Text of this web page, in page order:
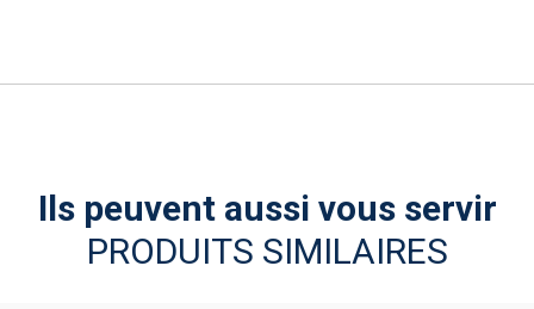
Ils peuvent aussi vous servir
PRODUITS SIMILAIRES